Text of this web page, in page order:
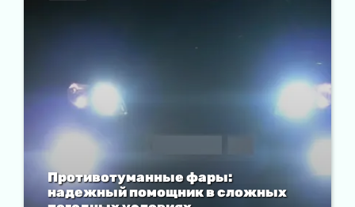
Противотуманные фары:
надежный помощник в сложных